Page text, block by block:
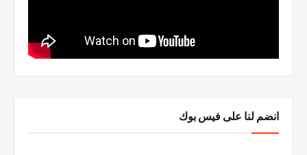
انضم لنا على فيس بوك